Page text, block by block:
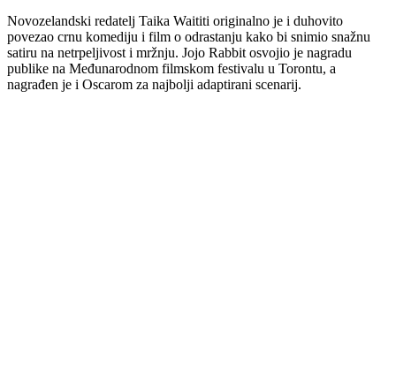
Novozelandski redatelj Taika Waititi originalno je i duhovito
povezao crnu komediju i film o odrastanju kako bi snimio snažnu
satiru na netrpeljivost i mržnju. Jojo Rabbit osvojio je nagradu
publike na Međunarodnom filmskom festivalu u Torontu, a
nagrađen je i Oscarom za najbolji adaptirani scenarij.